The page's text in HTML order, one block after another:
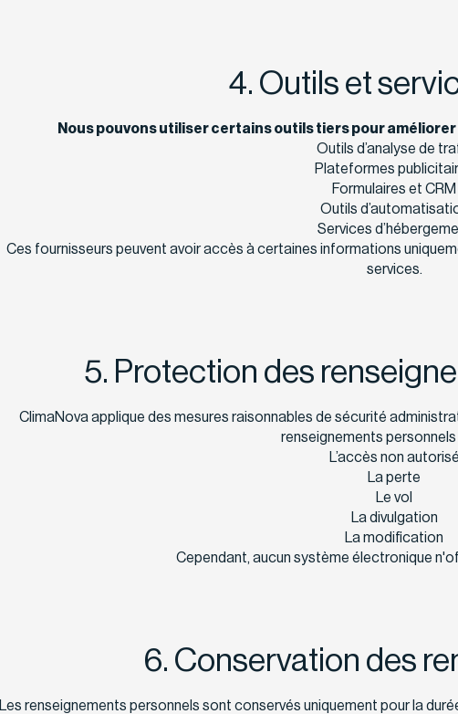
4. Outils et
Nous pouvons utiliser certains outils tiers pour
Outils d’analyse de
Plateformes
Formulaires et CRM
Outils
Services
Ces fournisseurs peuvent avoir accès à certaines informations
services.
5. Protection des
ClimaNova applique des mesures raisonnables de sécurité
renseignements
L’accès non autorisé
La perte
Le vol
La divulgation
La modification
Cependant, aucun système électronique
6. Conservation des
Les renseignements personnels sont conservés uniquement pour la